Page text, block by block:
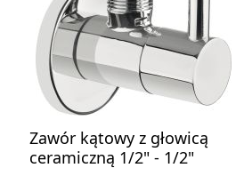
Zawór kątowy z głowicą
ceramiczną 1/2" - 1/2"